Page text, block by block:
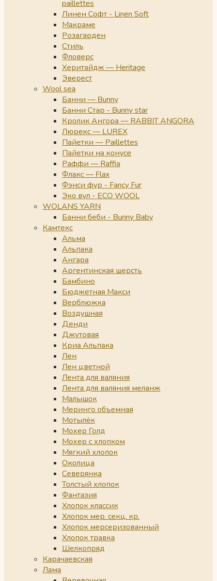
paillettes
Линен Софт - Linen Soft
Макраме
Розагарден
Стиль
Фловерс
Херитайдж — Heritage
Эверест
Wool sea
Банни — Bunny
Банни Стар - Bunny star
Кролик Ангора — RABBIT ANGORA
Люрекс — LUREX
Пайетки — Paillettes
Пайетки на конусе
Раффи — Raffia
Флакс — Flax
Фэнси фур - Fancy Fur
Эко вул - ECO WOOL
WOLANS YARN
Банни беби - Bunny Baby
Камтекс
Альма
Альпака
Ангара
Аргентинская шерсть
Бамбино
Бюджетная Макси
Верблюжка
Воздушная
Денди
Джутовая
Криа Альпака
Лен
Лен цветной
Лента для валяния
Лента для валяния меланж
Малышок
Меринго объемная
Мотылёк
Мохер Голд
Мохер с хлопком
Мягкий хлопок
Околица
Северянка
Толстый хлопок
Фантазия
Хлопок классик
Хлопок мер. секц. кр.
Хлопок мерсеризованный
Хлопок травка
Шелкопряд
Карачаевская
Лама